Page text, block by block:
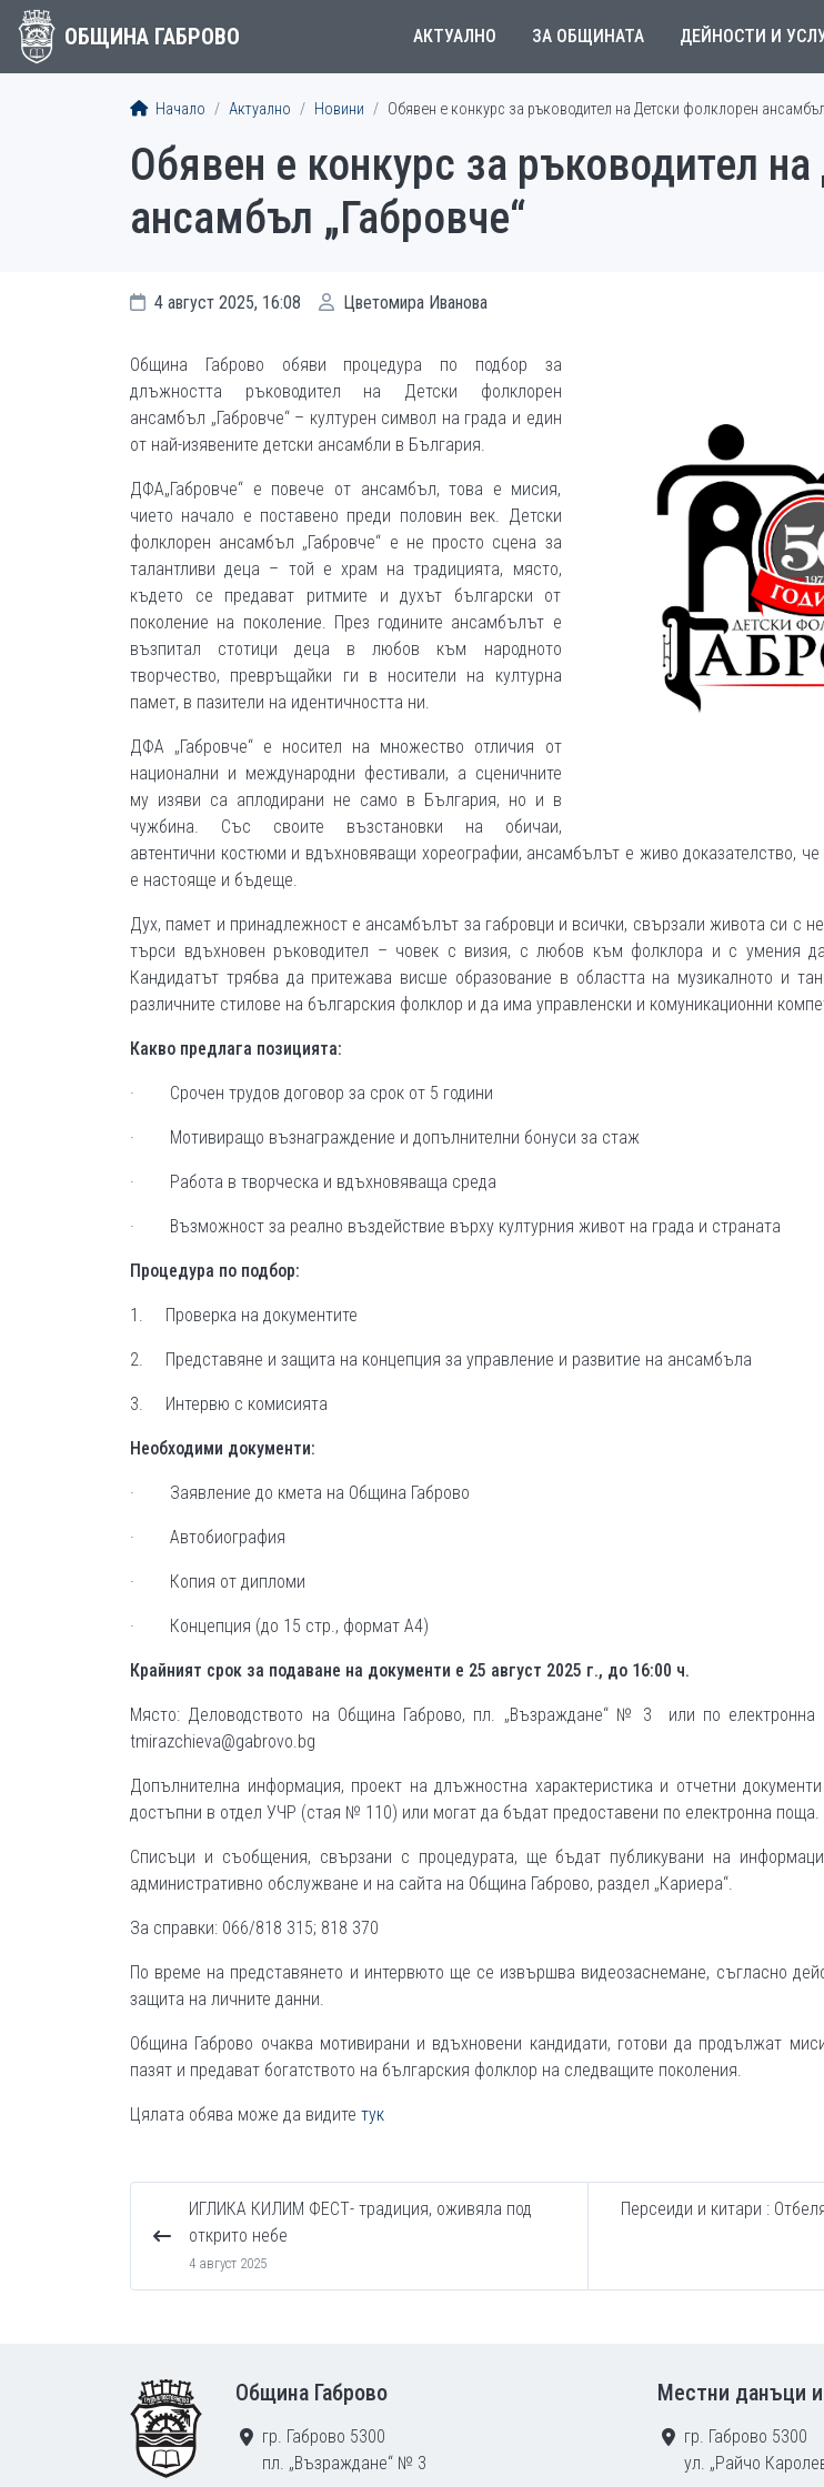
ОБЩИНА ГАБРОВО АКТУАЛНО ЗА ОБЩИНАТА ДЕЙНОСТИ И
Начало Актуално Новини Обявен е конкурс за ръководител на Детски фолклорен
Обявен е конкурс за ръководител
ансамбъл „Габровче“
4 август 2025, 16:08 Цветомира Иванова
Община Габрово обяви процедура по подбор за
длъжността ръководител на Детски фолклорен
ансамбъл „Габровче“ – културен символ на града и един
от най-изявените детски ансамбли в България.
ДФА„Габровче“ е повече от ансамбъл, това е мисия,
чието начало е поставено преди половин век. Детски
фолклорен ансамбъл „Габровче“ е не просто сцена за
талантливи деца – той е храм на традицията, място,
където се предават ритмите и духът български от
поколение на поколение. През годините ансамбълът е
възпитал стотици деца в любов към народното
творчество, превръщайки ги в носители на културна
памет, в пазители на идентичността ни.
ДФА „Габровче“ е носител на множество отличия от
национални и международни фестивали, а сценичните
му изяви са аплодирани не само в България, но и в
чужбина. Със своите възстановки на обичаи,
автентични костюми и вдъхновяващи хореографии, ансамбълът е живо доказателство,
е настояще и бъдеще.
Дух, памет и принадлежност е ансамбълът за габровци и всички, свързали живота си с
търси вдъхновен ръководител – човек с визия, с любов към фолклора и с умения
Кандидатът трябва да притежава висше образование в областта на музикалното и
различните стилове на българския фолклор и да има управленски и комуникационни
Какво предлага позицията:
· Срочен трудов договор за срок от 5 години
· Мотивиращо възнаграждение и допълнителни бонуси за стаж
· Работа в творческа и вдъхновяваща среда
· Възможност за реално въздействие върху културния живот на града и страната
Процедура по подбор:
1. Проверка на документите
2. Представяне и защита на концепция за управление и развитие на ансамбъла
3. Интервю с комисията
Необходими документи:
· Заявление до кмета на Община Габрово
· Автобиография
· Копия от дипломи
· Концепция (до 15 стр., формат А4)
Крайният срок за подаване на документи е 25 август 2025 г., до 16:00 ч.
Място: Деловодството на Община Габрово, пл. „Възраждане“ № 3 или по електронна
tmirazchieva@gabrovo.bg
Допълнителна информация, проект на длъжностна характеристика и отчетни
достъпни в отдел УЧР (стая № 110) или могат да бъдат предоставени по електронна поща.
Списъци и съобщения, свързани с процедурата, ще бъдат публикувани на
административно обслужване и на сайта на Община Габрово, раздел „Кариера“.
За справки: 066/818 315; 818 370
По време на представянето и интервюто ще се извършва видеозаснемане, съгласно
защита на личните данни.
Община Габрово очаква мотивирани и вдъхновени кандидати, готови да продължат
пазят и предават богатството на българския фолклор на следващите поколения.
Цялата обява може да видите тук
ИГЛИКА КИЛИМ ФЕСТ- традиция, оживяла под
открито небе
4 август 2025
Персеиди и китари :
Община Габрово
гр. Габрово 5300
пл. „Възраждане“ № 3
Местни данъци
гр. Габрово 5300
ул. „Райчо